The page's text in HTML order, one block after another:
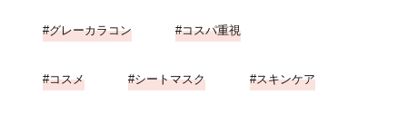
グレーカラコン コスパ重視
コスメ シートマスク スキンケア